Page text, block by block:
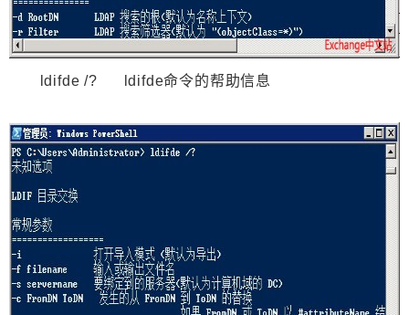
ldifde /? ldifde命令的帮助信息